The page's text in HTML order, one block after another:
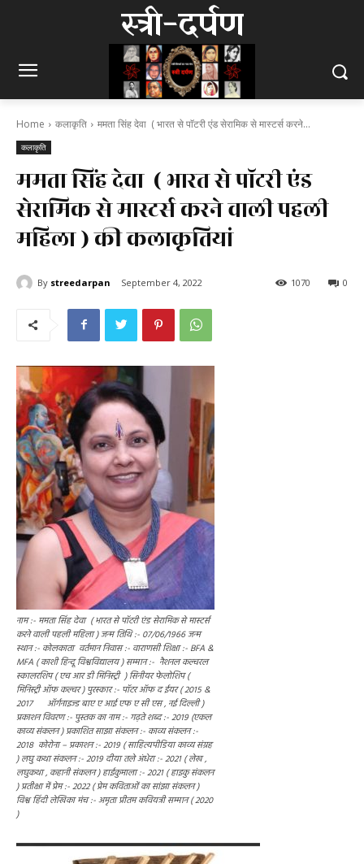
स्त्री-दर्पण
Home कलाकृति ममता सिंह देवा ( भारत से पाॅटरी एंड सेरामिक से मास्टर्स करने...
कलाकृति
ममता सिंह देवा ( भारत से पाॅटरी एंड
सेरामिक से मास्टर्स करने वाली पहली
महिला ) की कलाकृतियां
By streedarpan September 4, 2022 0
1070
नाम :- ममता सिंह देवा ( भारत से पाॅटरी एंड सेरामिक से मास्टर्स
करने वाली पहली महिला ) जन्म तिथि :- 07/06/1966 जन्म
स्थान :- कोलकाता वर्तमान निवास :- वाराणसी शिक्षा :- BFA &
MFA ( काशी हिन्दू विश्वविद्यालय ) सम्मान :- नैशनल कल्चरल
स्कालरशिप ( एच आर डी मिनिस्ट्री ) सिनीयर फेलोशिप (
मिनिस्ट्री ऑफ कल्चर ) पुरस्कार :- पॉटर ऑफ द ईयर ( 2015 &
2017 ऑर्गनाइज्ड बाए ए आई एफ ए सी एस , नई दिल्ली )
प्रकाशन विवरण :- पुस्तक का नाम :- गढ़ते शब्द :- 2019 (एकल
काव्य संकलन ) प्रकाशित साझा संकलन :- काव्य संकलन :-
2018 कोरोना – प्रकाशन :- 2019 ( साहित्यपीडिया काव्य संग्रह
) लघु कथा संकलन :- 2019 दीया तले अंधेरा :- 2021 ( लेख ,
लघुकथा , कहानी संकलन ) हाईकुमाला :- 2021 ( हाइकु संकलन
) प्रतीक्षा में प्रेम :- 2022 ( प्रेम कविताओं का सांझा संकलन )
विश्व हिंदी लेखिका मंच :- अमृता प्रीतम कवियत्री सम्मान ( 2020
)